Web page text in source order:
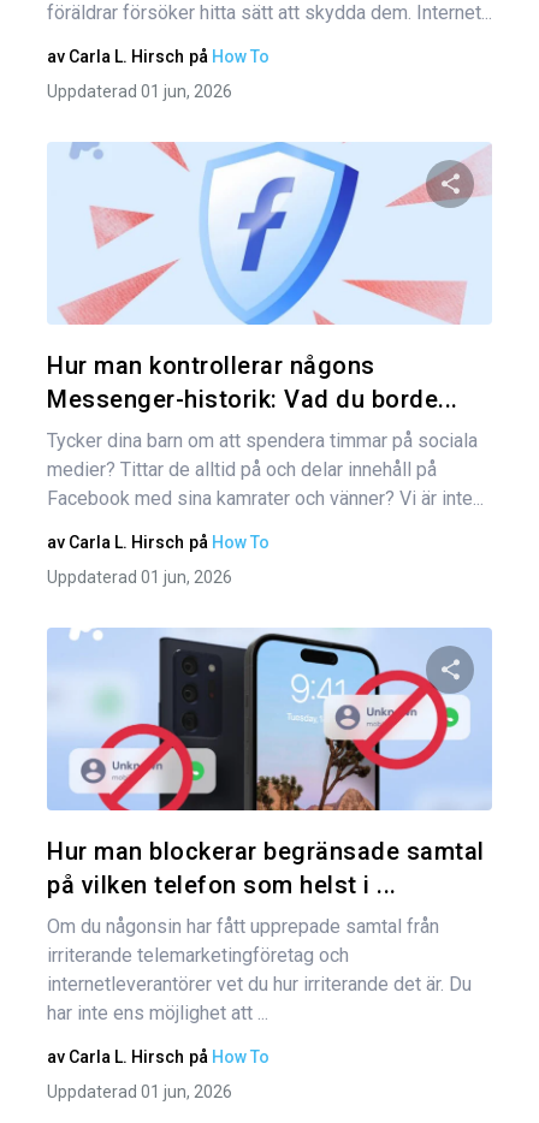
föräldrar försöker hitta sätt att skydda dem. Internet...
av Carla L. Hirsch på How To
Uppdaterad 01 jun, 2026
Hur man kontrollerar någons
Messenger-historik: Vad du borde...
Tycker dina barn om att spendera timmar på sociala
medier? Tittar de alltid på och delar innehåll på
Facebook med sina kamrater och vänner? Vi är inte...
av Carla L. Hirsch på How To
Uppdaterad 01 jun, 2026
Dela
Hur man blockerar begränsade samtal
på vilken telefon som helst i ...
Om du någonsin har fått upprepade samtal från
irriterande telemarketingföretag och
internetleverantörer vet du hur irriterande det är. Du
har inte ens möjlighet att ...
av Carla L. Hirsch på How To
Uppdaterad 01 jun, 2026